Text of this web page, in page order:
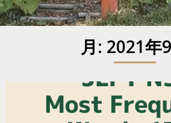
月: 2021年